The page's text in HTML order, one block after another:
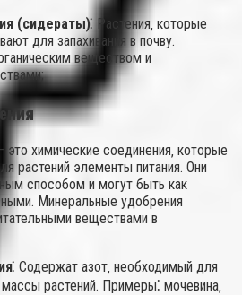
(сидераты)⁚ Растения‚ которые
для запахивания в почву.
веществом и
химические соединения‚ которые
растений элементы питания. Они
способом и могут быть как
Минеральные удобрения
веществами в
Содержат азот‚ необходимый для
растений. Примеры⁚ мочевина‚